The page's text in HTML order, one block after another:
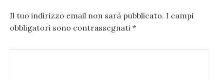
Il tuo indirizzo email non sarà pubblicato. I campi
obbligatori sono contrassegnati *